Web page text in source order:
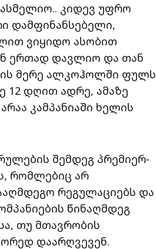
კიდევ უფრო
დამფინანსებელი,
ვიყიდო ასობით
ერთად დავლიო და თან
მერე ალკოჰოლში ფულს
12 დღით ადრე, ამაზე
კამპანიაში ხელის
შემდეგ პრემიერ-
რომლებიც არ
რეგულაციებს და
წინაღმდეგ
თუ მთავრობის
დაარღვევენ.